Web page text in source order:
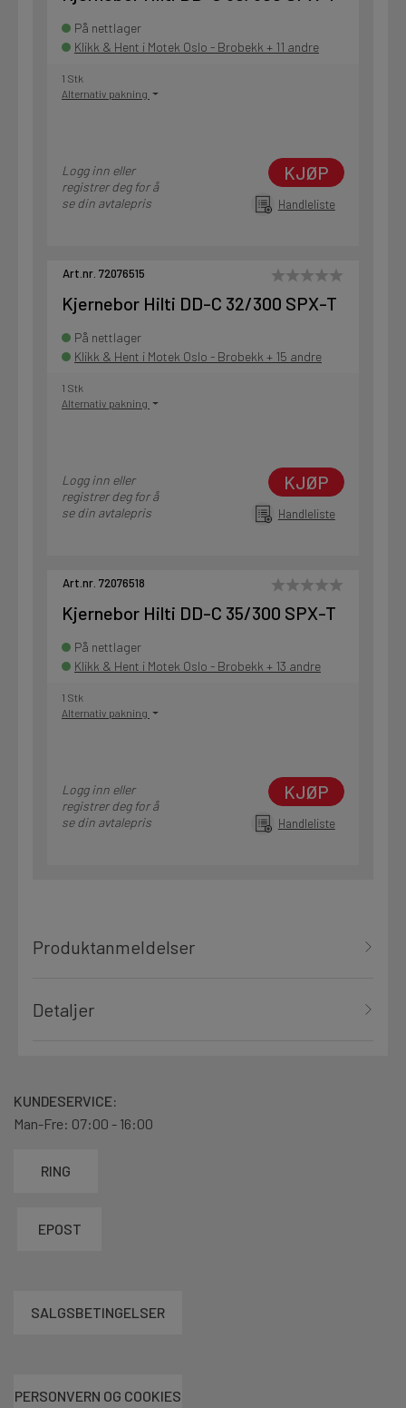
På nettlager
Klikk & Hent i Motek Oslo - Brobekk + 11 andre
1 Stk
Alternativ pakning
Logg inn eller
registrer deg for å
se din avtalepris
KJØP
Handleliste
Art.nr. 72076515
Kjernebor Hilti DD-C 32/300 SPX-T
På nettlager
Klikk & Hent i Motek Oslo - Brobekk + 15 andre
1 Stk
Alternativ pakning
Logg inn eller
registrer deg for å
se din avtalepris
KJØP
Handleliste
Art.nr. 72076518
Kjernebor Hilti DD-C 35/300 SPX-T
På nettlager
Klikk & Hent i Motek Oslo - Brobekk + 13 andre
1 Stk
Alternativ pakning
Logg inn eller
registrer deg for å
se din avtalepris
KJØP
Handleliste
Produktanmeldelser
Detaljer
KUNDESERVICE:
Man-Fre: 07:00 - 16:00
RING
EPOST
SALGSBETINGELSER
PERSONVERN OG COOKIES